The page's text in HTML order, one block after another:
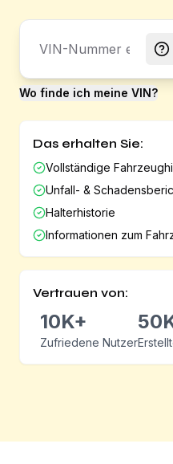
Wo finde ich meine VIN?
Das erhalten Sie:
Vollständige
Unfall- &
Halterhistorie
Informationen zum
Vertrauen von:
10K+
Zufriedene Nutzer